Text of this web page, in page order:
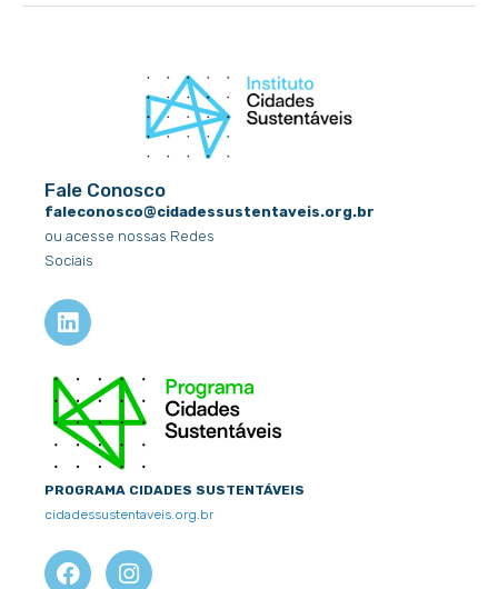
Fale Conosco
faleconosco@cidadessustentaveis.org.br
ou acesse nossas Redes
Sociais
L
i
k
e
d
n
PROGRAMA CIDADES SUSTENTÁVEIS
cidadessustentaveis.org.br
F
I
X
Y